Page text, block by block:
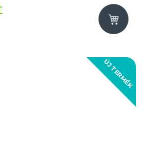
ÚJ TERMÉK